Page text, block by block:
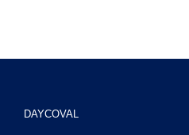
DAYCOVAL